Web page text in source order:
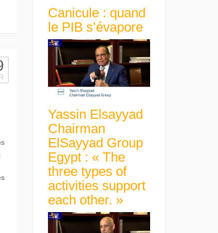
Canicule : quand
le PIB s’évapore
Yassin Elsayyad
Chairman
ElSayyad Group
Egypt : « The
three types of
activities support
each other. »